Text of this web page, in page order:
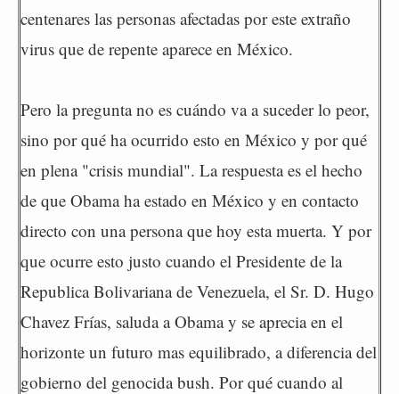
centenares las personas afectadas por este extraño
virus que de repente aparece en México.
Pero la pregunta no es cuándo va a suceder lo peor,
sino por qué ha ocurrido esto en México y por qué
en plena "crisis mundial". La respuesta es el hecho
de que Obama ha estado en México y en contacto
directo con una persona que hoy esta muerta. Y por
que ocurre esto justo cuando el Presidente de la
Republica Bolivariana de Venezuela, el Sr. D. Hugo
Chavez Frías, saluda a Obama y se aprecia en el
horizonte un futuro mas equilibrado, a diferencia del
gobierno del genocida bush. Por qué cuando al